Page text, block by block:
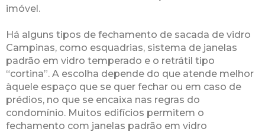
imóvel.
Há alguns tipos de fechamento de sacada de vidro
Campinas, como esquadrias, sistema de janelas
padrão em vidro temperado e o retrátil tipo
“cortina”. A escolha depende do que atende melhor
àquele espaço que se quer fechar ou em caso de
prédios, no que se encaixa nas regras do
condomínio. Muitos edifícios permitem o
fechamento com janelas padrão em vidro